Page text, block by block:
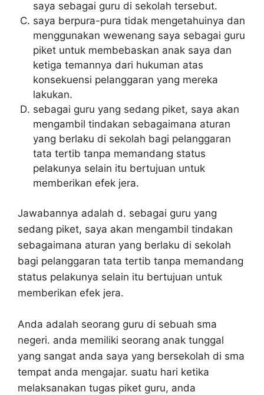
saya sebagai guru di sekolah tersebut.
saya berpura-pura tidak mengetahuinya dan
menggunakan wewenang saya sebagai guru
piket untuk membebaskan anak saya dan
ketiga temannya dari hukuman atas
konsekuensi pelanggaran yang mereka
lakukan.
sebagai guru yang sedang piket, saya akan
mengambil tindakan sebagaimana aturan
yang berlaku di sekolah bagi pelanggaran
tata tertib tanpa memandang status
pelakunya selain itu bertujuan untuk
memberikan efek jera.
Jawabannya adalah d. sebagai guru yang
sedang piket, saya akan mengambil tindakan
sebagaimana aturan yang berlaku di sekolah
bagi pelanggaran tata tertib tanpa memandang
status pelakunya selain itu bertujuan untuk
memberikan efek jera.
Anda adalah seorang guru di sebuah sma
negeri. anda memiliki seorang anak tunggal
yang sangat anda saya yang bersekolah di sma
tempat anda mengajar. suatu hari ketika
melaksanakan tugas piket guru, anda